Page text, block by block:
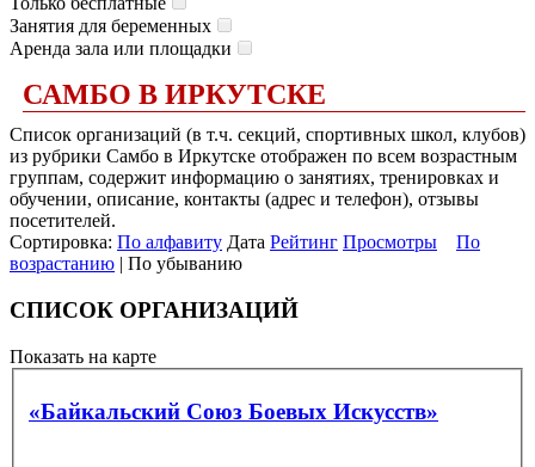
Занятия для беременных
Аренда зала или площадки
САМБО В ИРКУТСКЕ
Список организаций (в т.ч. секций, спортивных школ, клубов)
из рубрики Самбо в Иркутске отображен по всем возрастным
группам, содержит информацию о занятиях, тренировках и
обучении, описание, контакты (адрес и телефон), отзывы
посетителей.
Сортировка: По алфавиту Дата Рейтинг Просмотры
По
возрастанию | По убыванию
СПИСОК ОРГАНИЗАЦИЙ
Показать на карте
«Байкальский Союз Боевых Искусств»